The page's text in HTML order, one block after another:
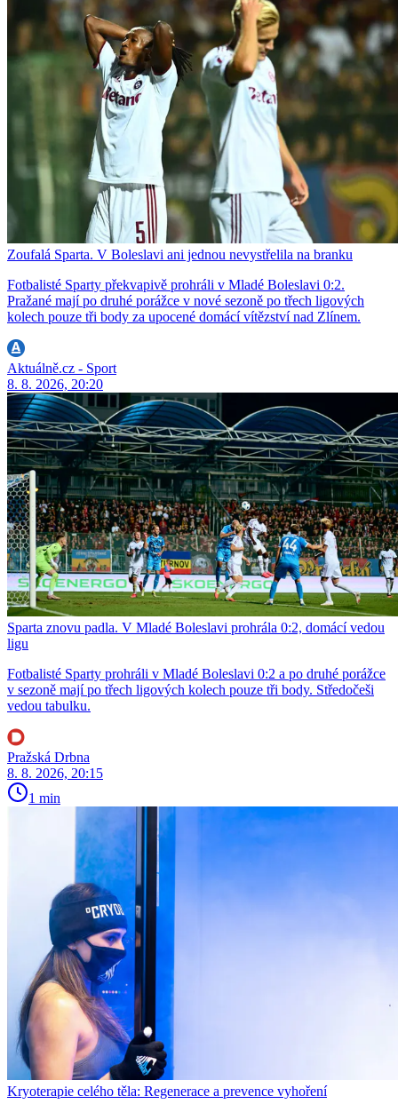
Zoufalá Sparta. V Boleslavi ani jednou nevystřelila na branku
Fotbalisté Sparty překvapivě prohráli v Mladé Boleslavi 0:2.
Pražané mají po druhé porážce v nové sezoně po třech ligových
kolech pouze tři body za upocené domácí vítězství nad Zlínem.
Aktuálně.cz - Sport
8. 8. 2026, 20:20
Sparta znovu padla. V Mladé Boleslavi prohrála 0:2, domácí vedou
ligu
Fotbalisté Sparty prohráli v Mladé Boleslavi 0:2 a po druhé porážce
v sezoně mají po třech ligových kolech pouze tři body. Středočeši
vedou tabulku.
Pražská Drbna
8. 8. 2026, 20:15
1 min
Kryoterapie celého těla: Regenerace a prevence vyhoření